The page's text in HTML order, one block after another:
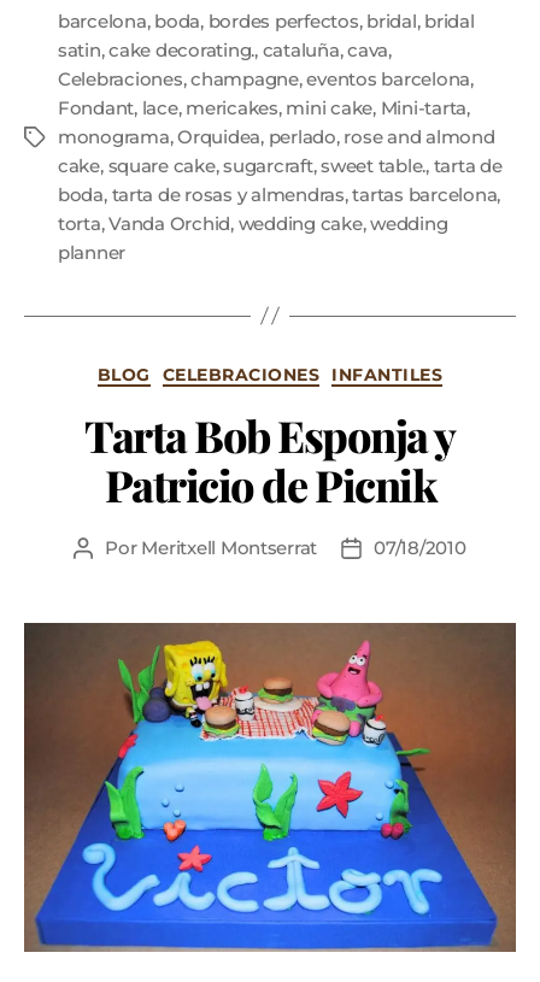
barcelona, boda, bordes perfectos, bridal, bridal
satin,cake decorating., cataluña,cava,
Celebraciones,champagne,eventos barcelona,
Fondant, lace, mericakes, mini cake, Mini-tarta,
monograma,Orquidea, perlado, rose and almond
cake, square cake,sugarcraft,sweet table., tarta de
boda, tarta de rosas y almendras,tartas barcelona,
torta,Vanda Orchid, wedding cake,wedding
planner
BLOG CELEBRACIONES INFANTILES
Tarta Bob Esponja y
Patricio de Picnik
Por Meritxell Montserrat 07/18/2010